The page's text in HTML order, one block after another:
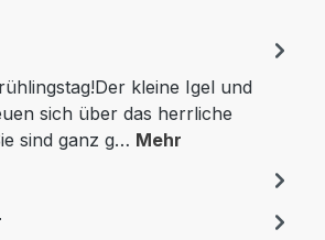
kleine Igel und
sich über das herrliche
sind ganz g… Mehr